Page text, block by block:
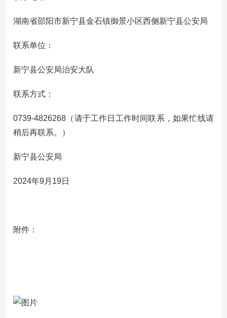
湖南省邵阳市新宁县金石镇御景小区西侧新宁县公安局
联系单位：
新宁县公安局治安大队
联系方式：
0739-4826268（请于工作日工作时间联系，如果忙线请
稍后再联系。）
新宁县公安局
2024年9月19日
附件：